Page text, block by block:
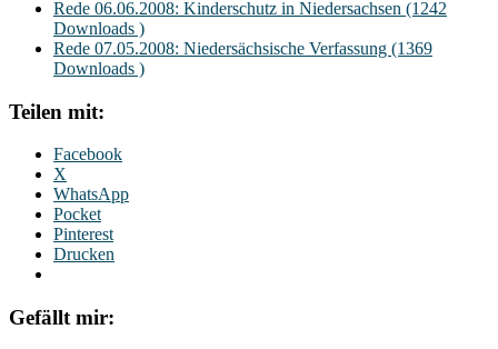
Rede 06.06.2008: Kinderschutz in Niedersachsen (1242
Downloads )
Rede 07.05.2008: Niedersächsische Verfassung (1369
Downloads )
Teilen mit:
Facebook
X
WhatsApp
Pocket
Pinterest
Drucken
Gefällt mir: